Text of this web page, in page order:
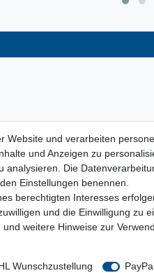
Website und verarbeiten
und Anzeigen zu
Die
Einstellungen benennen.
berechtigten Interesses
und die Einwilligung zu
und weitere Hinweise zur
Wunschzustellung